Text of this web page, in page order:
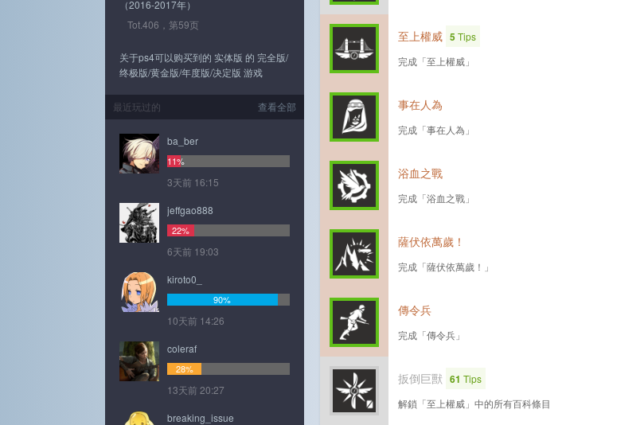
至上權威 5Tips
完成「至上權威」
事在人為
完成「事在人為」
浴血之戰
完成「浴血之戰」
薩伏依萬歲！
完成「薩伏依萬歲！」
傳令兵
完成「傳令兵」
扳倒巨獸 61 Tips
解鎖「至上權威」中的所有百科條目
（2016-2017年）
Tot.406，第59页
关于ps4可以购买到的 实体版 的 完全版/
终极版/黄金版/年度版/决定版 游戏
查看全部
最近玩过的
ba_ber
11%
3天前 16:15
jeffgao888
22%
6天前 19:03
kiroto0_
90%
10天前 14:26
coleraf
28%
13天前 20:27
breaking_issue